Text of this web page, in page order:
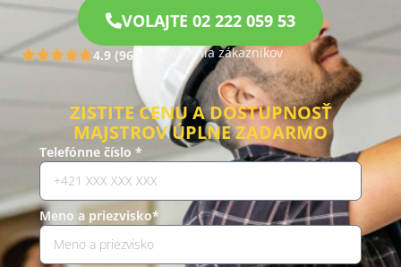
VOLAJTE 02 222 059 53
4.9 (960) Hodnotenia zákazníkov
ZISTITE CENU A DOSTUPNOSŤ
MAJSTROV ÚPLNE ZADARMO
Telefónne číslo *
Meno a priezvisko*